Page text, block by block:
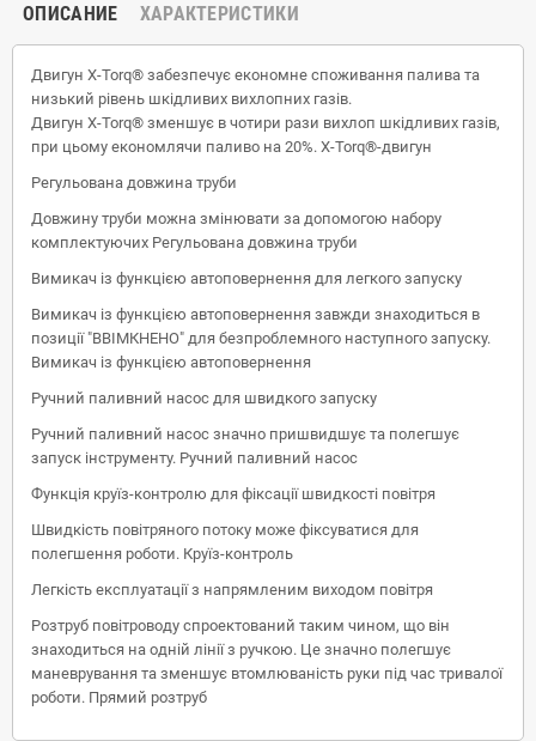
ОПИСАНИЕ ХАРАКТЕРИСТИКИ
Двигун X-Torq® забезпечує економне споживання палива та
низький рівень шкідливих вихлопних газів.
Двигун X-Torq® зменшує в чотири рази вихлоп шкідливих газів,
при цьому економлячи паливо на 20%. X-Torq®-двигун
Регульована довжина труби
Довжину труби можна змінювати за допомогою набору
комплектуючих Регульована довжина труби
Вимикач із функцією автоповернення для легкого запуску
Вимикач із функцією автоповернення завжди знаходиться в
позиції "ВВІМКНЕНО" для безпроблемного наступного запуску.
Вимикач із функцією автоповернення
Ручний паливний насос для швидкого запуску
Ручний паливний насос значно пришвидшує та полегшує
запуск інструменту. Ручний паливний насос
Функція круїз-контролю для фіксації швидкості повітря
Швидкість повітряного потоку може фіксуватися для
полегшення роботи. Круїз-контроль
Легкість експлуатації з напрямленим виходом повітря
Розтруб повітроводу спроектований таким чином, що він
знаходиться на одній лінії з ручкою. Це значно полегшує
маневрування та зменшує втомлюваність руки під час тривалої
роботи. Прямий розтруб